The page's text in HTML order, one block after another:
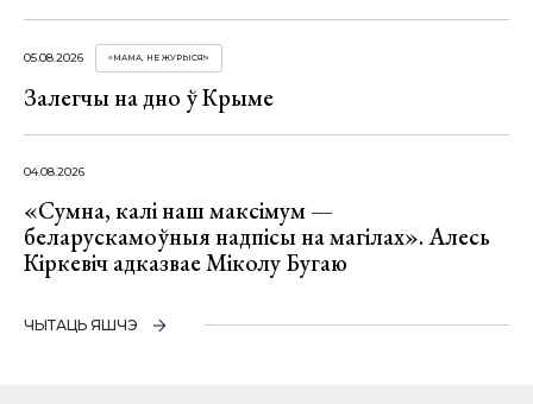
05.08.2026 «МАМА, НЕ ЖУРЫСЯ!»
Залегчы на дно ў Крыме
04.08.2026
«Сумна, калі наш максімум —
беларускамоўныя надпісы на магілах». Алесь
Кіркевіч адказвае Міколу Бугаю
ЧЫТАЦЬ ЯШЧЭ